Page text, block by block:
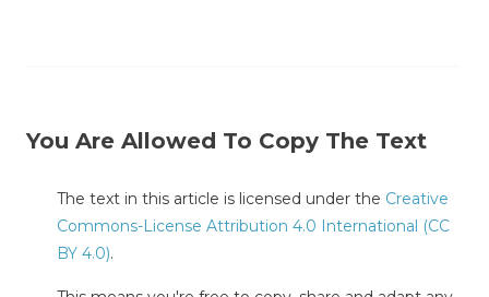
You Are Allowed To Copy The Text
The text in this article is licensed under the Creative
Commons-License Attribution 4.0 International (CC
BY 4.0).